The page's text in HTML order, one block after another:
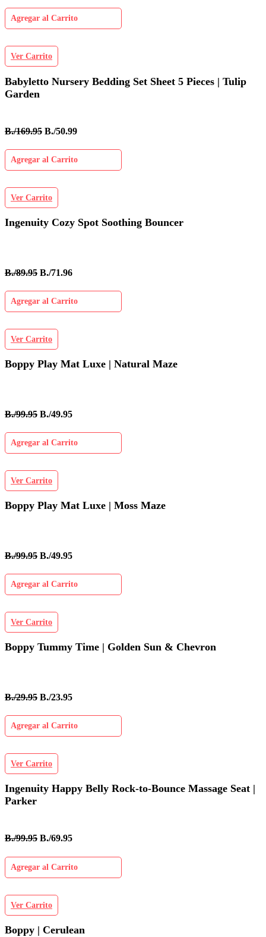
Agregar al Carrito
Ver Carrito
Babyletto Nursery Bedding Set Sheet 5 Pieces | Tulip
Garden
B./169.95 B./50.99
Agregar al Carrito
Ver Carrito
Ingenuity Cozy Spot Soothing Bouncer
B./89.95 B./71.96
Agregar al Carrito
Ver Carrito
Boppy Play Mat Luxe | Natural Maze
B./99.95 B./49.95
Agregar al Carrito
Ver Carrito
Boppy Play Mat Luxe | Moss Maze
B./99.95 B./49.95
Agregar al Carrito
Ver Carrito
Boppy Tummy Time | Golden Sun & Chevron
B./29.95 B./23.95
Agregar al Carrito
Ver Carrito
Ingenuity Happy Belly Rock-to-Bounce Massage Seat |
Parker
B./99.95 B./69.95
Agregar al Carrito
Ver Carrito
Boppy | Cerulean